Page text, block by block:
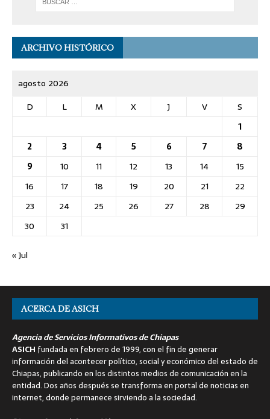
ARCHIVO HISTÓRICO
agosto 2026
D
L M X J V
S
1
2
3 4 5 6 7
8
9
10 11 12 13 14
15
16
17 18 19 20 21
22
23
24 25 26 27 28
29
30
31
« Jul
ACERCA DE ASICH
Agencia de Servicios Informativos de Chiapas
ASICH fundada en febrero de 1999, con el fin de generar
información del acontecer político, social y económico del estado de
Chiapas, publicando en los distintos medios de comunicación en la
entidad. Dos años después se transforma en portal de noticias en
internet, donde permanece sirviendo a la sociedad.